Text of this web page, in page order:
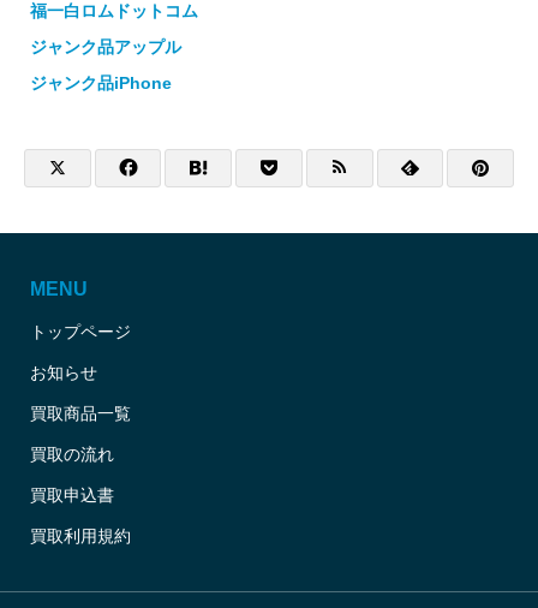
福一白ロムドットコム
ジャンク品アップル
ジャンク品iPhone
MENU
トップページ
お知らせ
買取商品一覧
買取の流れ
買取申込書
買取利用規約